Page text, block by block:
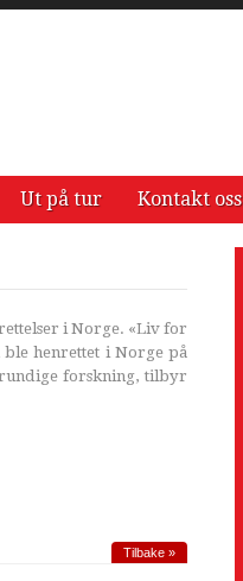
Ut på tur Kontakt oss
i Norge. «Liv for
ble henrettet i Norge på
forskning, tilbyr
Tilbake »